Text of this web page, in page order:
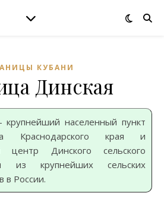
КУБАНИ
Динская
крупнейший населенный пункт
Краснодарского края и
центр Динского сельского
из крупнейших сельских
в России.